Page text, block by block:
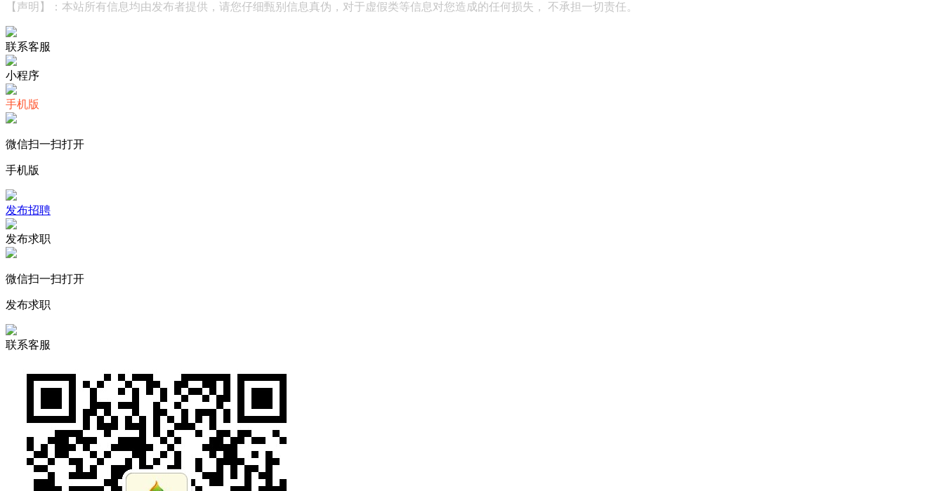
【声明】：本站所有信息均由发布者提供，请您仔细甄别信息真伪，对于虚假类等信息对您造成的任何损失， 不承担一切责任。
联系客服
小程序
手机版
微信扫一扫打开
手机版
发布招聘
发布求职
微信扫一扫打开
发布求职
联系客服